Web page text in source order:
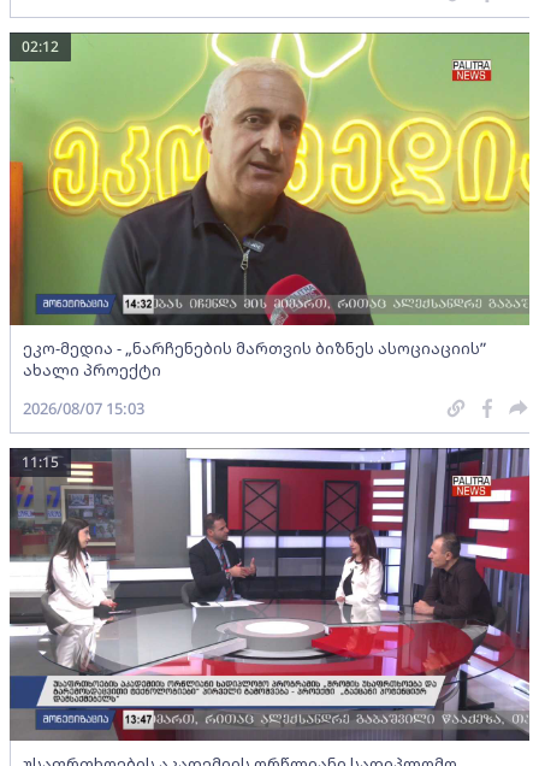
ეკო-მედია - „ნარჩენების მართვის ბიზნეს ასოციაციის”
ახალი პროექტი
02:12
2026/08/07 15:03
11:15